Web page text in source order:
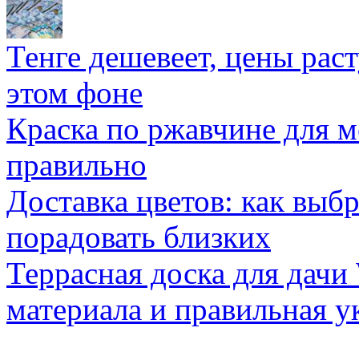
Тенге дешевеет, цены
этом фоне
Краска по ржавчине для
правильно
Доставка цветов: как
порадовать близких
Террасная доска для
материала и правильная